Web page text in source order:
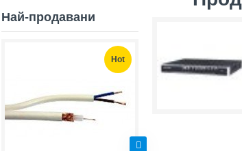
Най-продавани
Hot